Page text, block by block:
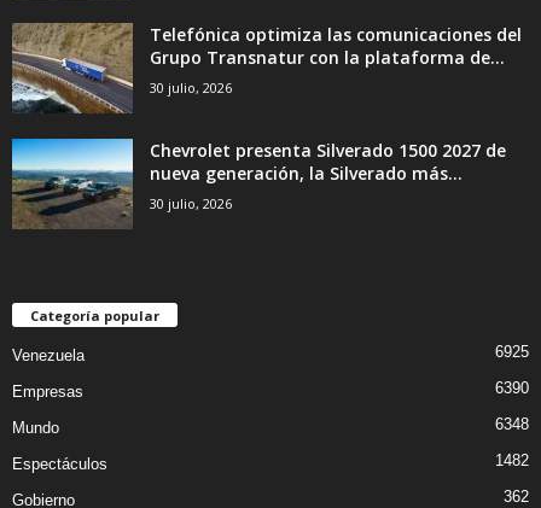
Telefónica optimiza las comunicaciones del
Grupo Transnatur con la plataforma de...
30 julio, 2026
Chevrolet presenta Silverado 1500 2027 de
nueva generación, la Silverado más...
30 julio, 2026
Categoría popular
Venezuela 6925
Empresas 6390
Mundo 6348
Espectáculos 1482
Gobierno 362